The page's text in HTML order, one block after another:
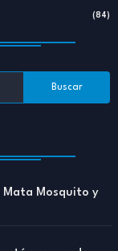
(84)
Mata Mosquito y